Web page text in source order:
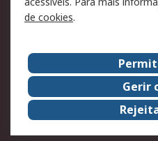
Condições de venda
Sobre a RS
A RS no mundo
Sobre a RS
ESG
de cookies.
Gerir